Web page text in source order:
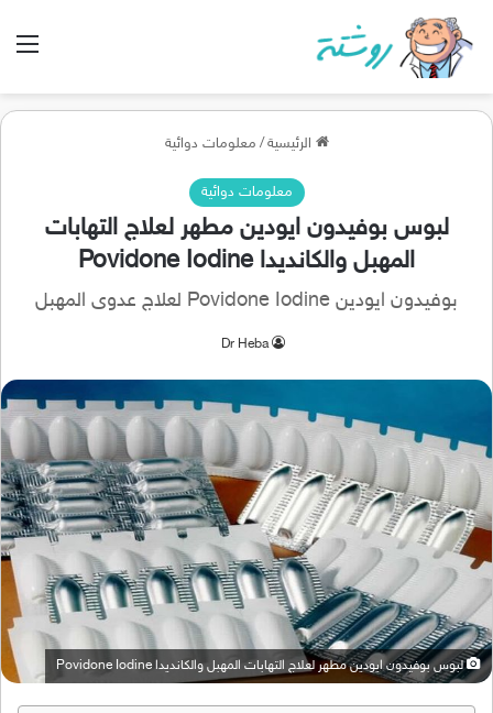
الرئيسية / معلومات دوائية
معلومات دوائية
لبوس بوفيدون ايودين مطهر لعلاج التهابات
المهبل والكانديدا Povidone Iodine
بوفيدون ايودين Povidone Iodine لعلاج عدوى المهبل
Dr Heba
لبوس بوفيدون ايودين مطهر لعلاج التهابات المهبل والكانديدا Povidone Iodine